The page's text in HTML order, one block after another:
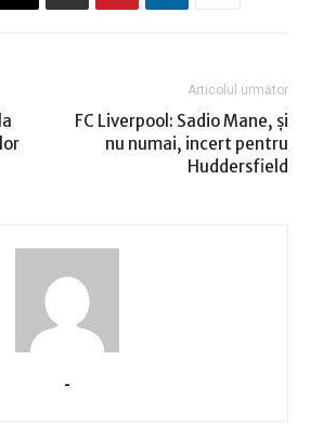
Articolul următor
FC Liverpool: Sadio Mane, şi
nu numai, incert pentru
Huddersfield
-